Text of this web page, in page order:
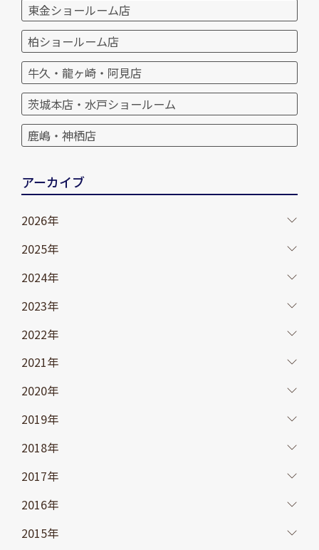
東金ショールーム店
柏ショールーム店
牛久・龍ヶ崎・阿見店
茨城本店・水戸ショールーム
鹿嶋・神栖店
アーカイブ
2026年
2025年
2024年
2023年
2022年
2021年
2020年
2019年
2018年
2017年
2016年
2015年